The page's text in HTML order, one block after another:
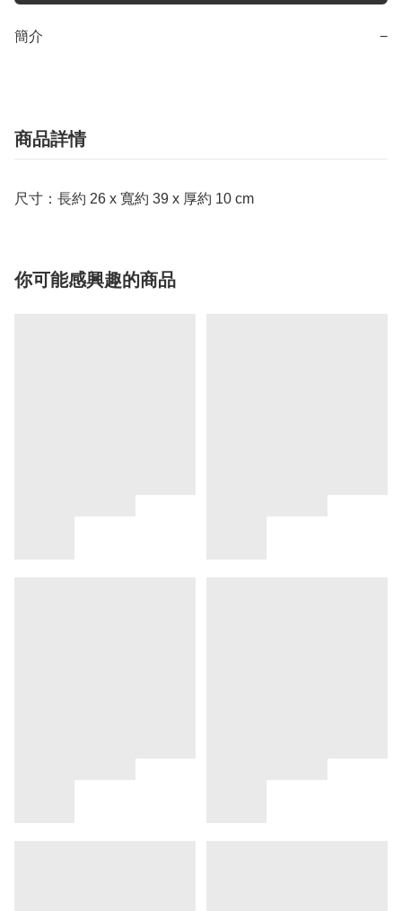
簡介 −
商品詳情
尺寸：長約 26 x 寬約 39 x 厚約 10 cm
你可能感興趣的商品